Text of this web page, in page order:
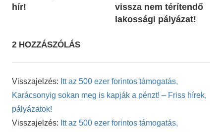
hír!
vissza nem térítendő
lakossági pályázat!
2 HOZZÁSZÓLÁS
Visszajelzés: Itt az 500 ezer forintos támogatás,
Karácsonyig sokan meg is kapják a pénzt! – Friss hírek,
pályázatok!
Visszajelzés: Itt az 500 ezer forintos támogatás,